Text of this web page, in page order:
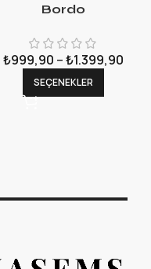
Bordo
₺999,90 –₺1.399,90
SEÇENEKLER